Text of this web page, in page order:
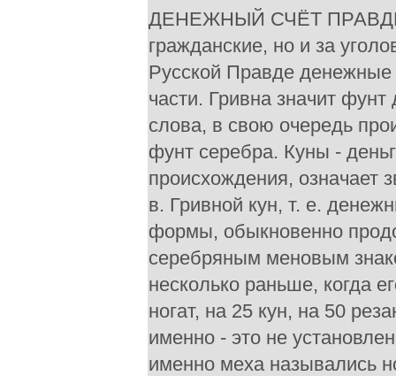
ДЕНЕЖНЫЙ СЧЁТ ПРАВДЫ.
гражданские, но и за
Русской Правде
части. Гривна значит
слова, в свою очередь
фунт серебра. Куны -
происхождения, означает
в. Гривной кун, т. е.
формы, обыкновенно
серебряным меновым
несколько раньше, когда
ногат, на 25 кун, на 50
именно - это не
именно меха назывались